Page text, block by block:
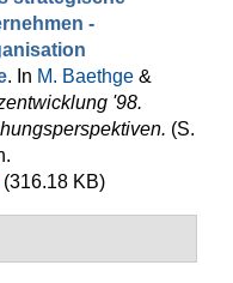
-
. In M. Baethge &
'98.
(S.
(316.18 KB)